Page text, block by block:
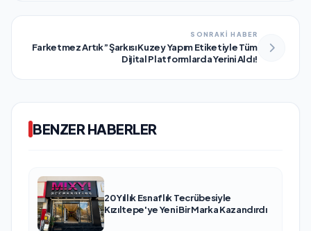
SONRAKİ HABER
Farketmez Artık” Şarkısı Kuzey Yapım Etiketiyle Tüm
Dijital Platformlarda Yerini Aldı!
BENZER HABERLER
20 Yıllık Esnaflık Tecrübesiyle
Kızıltepe'ye Yeni Bir Marka Kazandırdı